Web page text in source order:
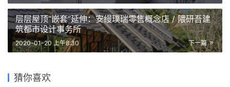
层层屋顶“嵌套”延伸：安缦璞瑞零售概念店 / 隈研吾建
筑都市设计事务所
下一篇
2020-01-20 上午8:30
猜你喜欢
的七件事
我是如何通过同济保研夏令营
建筑学院网站资源索引导航 |